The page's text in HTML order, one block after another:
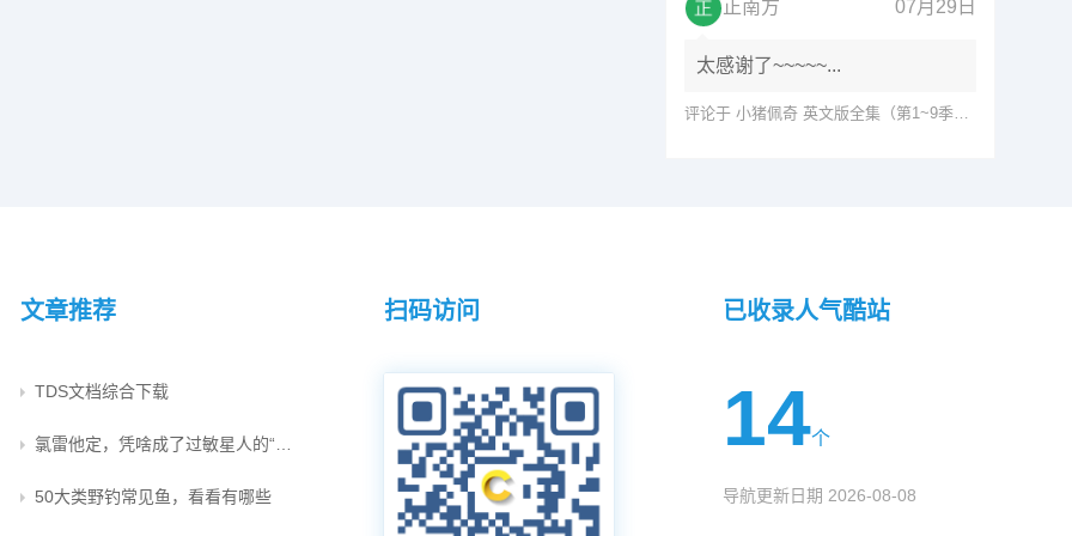
正南方 07月29日
太感谢了~~~~~...
评论于小猪佩奇 英文版全集（第1~9季）网盘免费下载
文章推荐
TDS文档综合下载
50大类野钓常见鱼，看看有哪些
扫码访问 已收录人气酷站
14个
导航更新日期 2026-08-08